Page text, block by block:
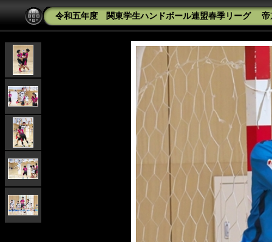
令和五年度 関東学生ハンドボール連盟春季リーグ